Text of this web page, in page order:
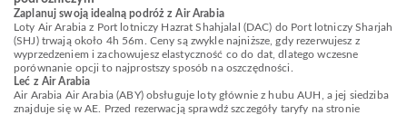
Zaplanuj swoją idealną podróż z Air Arabia
Loty Air Arabia z Port lotniczy Hazrat Shahjalal (DAC) do Port lotniczy Sharjah
(SHJ) trwają około 4h 56m. Ceny są zwykle najniższe, gdy rezerwujesz z
wyprzedzeniem i zachowujesz elastyczność co do dat, dlatego wczesne
porównanie opcji to najprostszy sposób na oszczędności.
Leć z Air Arabia
Air Arabia Air Arabia (ABY) obsługuje loty głównie z hubu AUH, a jej siedziba
znajduje się w AE. Przed rezerwacją sprawdź szczegóły taryfy na stronie